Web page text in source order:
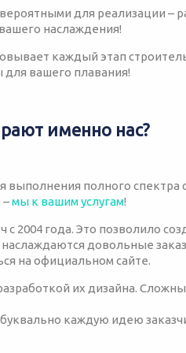
для реализации –
наслаждения!
каждый этап
вашего плавания!
именно нас?
полного спектра
–мы к вашим услугам!
2004 года. Это позволило
довольные
на официальном сайте.
их дизайна.
каждую идею